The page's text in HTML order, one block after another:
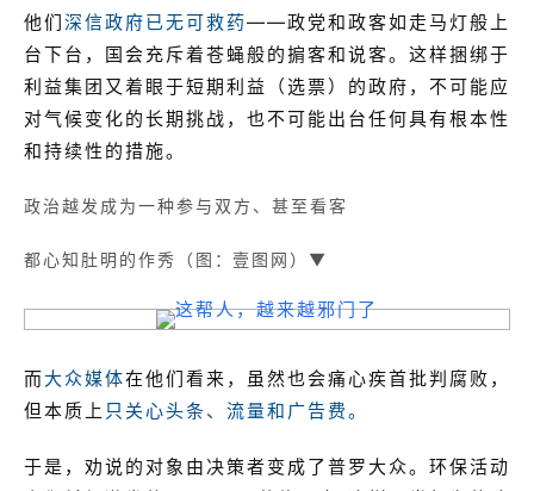
他们深信政府已无可救药——政党和政客如走马灯般上
台下台，国会充斥着苍蝇般的掮客和说客。这样捆绑于
利益集团又着眼于短期利益（选票）的政府，不可能应
对气候变化的长期挑战，也不可能出台任何具有根本性
和持续性的措施。
政治越发成为一种参与双方、 甚至看客
都心知肚明的作秀 （图：壹图网）▼
而大众媒体在他们看来，虽然也会痛心疾首批判腐败，
但本质上 只关心头条、流量和广告费。
于是，劝说的对象由决策者变成了普罗大众。环保活动